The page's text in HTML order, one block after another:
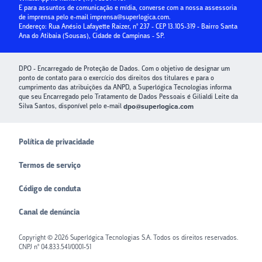
Paybox
E para assuntos de comunicação e mídia, converse com a nossa assessoria
de imprensa pelo e-mail imprensa@superlogica.com.
Endereço: Rua Anésio Lafayette Raizer, nº 237 - CEP 13.105-319 - Bairro Santa
Ana do Atibaia (Sousas), Cidade de Campinas - SP.
DPO - Encarregado de Proteção de Dados. Com o objetivo de designar um
ponto de contato para o exercício dos direitos dos titulares e para o
cumprimento das atribuições da ANPD, a Superlógica Tecnologias informa
que seu Encarregado pelo Tratamento de Dados Pessoais é Gilialdi Leite da
Silva Santos, disponível pelo e-mail dpo@superlogica.com
Copyright © 2026 Superlógica Tecnologias S.A. Todos os direitos reservados.
CNPJ nº 04.833.541/0001-51
Política de privacidade
Termos de serviço
Código de conduta
Canal de denúncia